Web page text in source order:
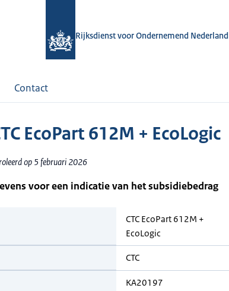
Rijksdienst voor Ondernemend Nederland
Contact
EcoPart 612M + EcoLogic
op 5 februari 2026
voor een indicatie van het subsidiebedrag
CTC EcoPart 612M +
EcoLogic
CTC
KA20197